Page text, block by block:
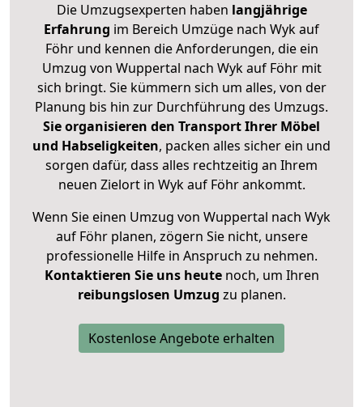
Die Umzugsexperten haben langjährige
Erfahrung im Bereich Umzüge nach Wyk auf
Föhr und kennen die Anforderungen, die ein
Umzug von Wuppertal nach Wyk auf Föhr mit
sich bringt. Sie kümmern sich um alles, von der
Planung bis hin zur Durchführung des Umzugs.
Sie organisieren den Transport Ihrer Möbel
und Habseligkeiten, packen alles sicher ein und
sorgen dafür, dass alles rechtzeitig an Ihrem
neuen Zielort in Wyk auf Föhr ankommt.
Wenn Sie einen Umzug von Wuppertal nach Wyk
auf Föhr planen, zögern Sie nicht, unsere
professionelle Hilfe in Anspruch zu nehmen.
Kontaktieren Sie uns heutenoch, um Ihren
reibungslosen Umzug zu planen.
Kostenlose Angebote erhalten